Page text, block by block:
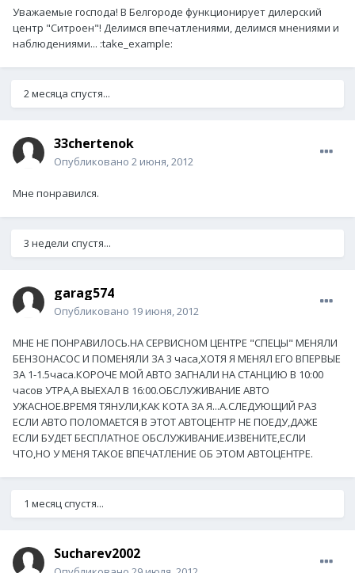
Уважаемые господа! В Белгороде функционирует дилерский
центр "Ситроен"! Делимся впечатлениями, делимся мнениями и
наблюдениями... :take_example:
2 месяца спустя...
33chertenok
Опубликовано 2 июня, 2012
Мне понравился.
3 недели спустя...
garag574
Опубликовано 19 июня, 2012
МНЕ НЕ ПОНРАВИЛОСЬ.НА СЕРВИСНОМ ЦЕНТРЕ "СПЕЦЫ" МЕНЯЛИ
БЕНЗОНАСОС И ПОМЕНЯЛИ ЗА 3 часа,ХОТЯ Я МЕНЯЛ ЕГО ВПЕРВЫЕ
ЗА 1-1.5часа.КОРОЧЕ МОЙ АВТО ЗАГНАЛИ НА СТАНЦИЮ В 10:00
часов УТРА,А ВЫЕХАЛ В 16:00.ОБСЛУЖИВАНИЕ АВТО
УЖАСНОЕ.ВРЕМЯ ТЯНУЛИ,КАК КОТА ЗА Я...А.СЛЕДУЮЩИЙ РАЗ
ЕСЛИ АВТО ПОЛОМАЕТСЯ В ЭТОТ АВТОЦЕНТР НЕ ПОЕДУ,ДАЖЕ
ЕСЛИ БУДЕТ БЕСПЛАТНОЕ ОБСЛУЖИВАНИЕ.ИЗВЕНИТЕ,ЕСЛИ
ЧТО,НО У МЕНЯ ТАКОЕ ВПЕЧАТЛЕНИЕ ОБ ЭТОМ АВТОЦЕНТРЕ.
1 месяц спустя...
Sucharev2002